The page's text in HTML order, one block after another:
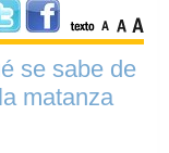
se sabe de
matanza